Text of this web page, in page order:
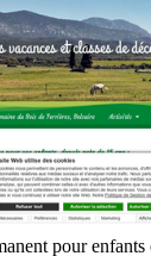
pour enfants